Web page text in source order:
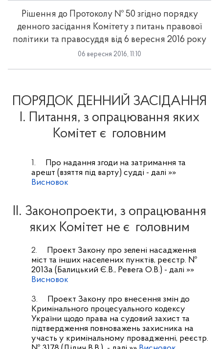
Рішення до Протоколу № 50 згідно порядку
денного засідання Комітету з питань правової
політики та правосуддя від 6 вересня 2016 року
06 вересня 2016, 11:10
ПОРЯДОК ДЕННИЙ ЗАСІДАННЯ
І. Питання, з опрацювання яких
Комітет є головним
1.
Про надання згоди на затримання та
арешт (взяття під варту) судді - далі »»
Висновок
ІІ. Законопроекти, з опрацювання
яких Комітет не є головним
2.
Проект Закону про зелені насадження
міст та інших населених пунктів, реєстр. №
2013а (Балицький Є.В., Ревега О.В.) - далі »»
Висновок
3.
Проект Закону про внесення змін до
Кримінального процесуального кодексу
України щодо права на судовий захист та
підтвердження повноважень захисника на
участь у кримінальному провадженні, реєстр.